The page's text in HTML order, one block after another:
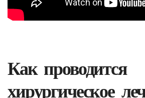
Как проводится
хирургическое